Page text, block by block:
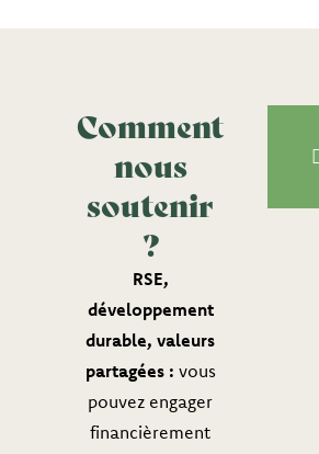
Comment
nous
soutenir
?
RSE,
développement
durable, valeurs
partagées : vous
pouvez engager
financièrement